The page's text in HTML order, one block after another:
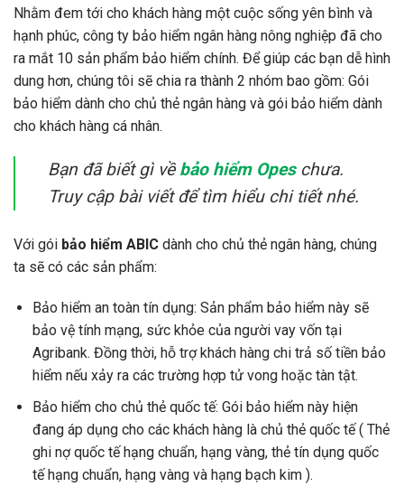
Nhằm đem tới cho khách hàng một cuộc sống yên bình và
hạnh phúc, công ty bảo hiểm ngân hàng nông nghiệp đã cho
ra mắt 10 sản phẩm bảo hiểm chính. Để giúp các bạn dễ hình
dung hơn, chúng tôi sẽ chia ra thành 2 nhóm bao gồm: Gói
bảo hiểm dành cho chủ thẻ ngân hàng và gói bảo hiểm dành
cho khách hàng cá nhân.
Bạn đã biết gì vềbảo hiểm Opeschưa.
Truy cập bài viết để tìm hiểu chi tiết nhé.
Với gói bảo hiểm ABIC dành cho chủ thẻ ngân hàng, chúng
ta sẽ có các sản phẩm:
Bảo hiểm an toàn tín dụng: Sản phẩm bảo hiểm này sẽ
bảo vệ tính mạng, sức khỏe của người vay vốn tại
Agribank. Đồng thời, hỗ trợ khách hàng chi trả số tiền bảo
hiểm nếu xảy ra các trường hợp tử vong hoặc tàn tật.
Bảo hiểm cho chủ thẻ quốc tế: Gói bảo hiểm này hiện
đang áp dụng cho các khách hàng là chủ thẻ quốc tế ( Thẻ
ghi nợ quốc tế hạng chuẩn, hạng vàng, thẻ tín dụng quốc
tế hạng chuẩn, hạng vàng và hạng bạch kim ).